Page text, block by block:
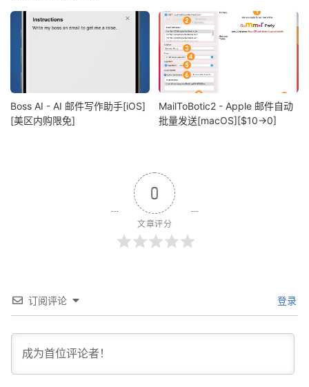
Boss AI - AI 邮件写作助手[iOS]
[美区内购限免]
MailToBotic2 - Apple 邮件自动
批量发送[macOS][$10→0]
0
文章评分
订阅评论 登录